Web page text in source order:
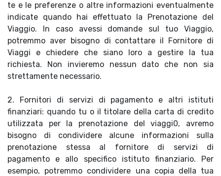
te e le preferenze o altre informazioni eventualmente
indicate quando hai effettuato la Prenotazione del
Viaggio. In caso avessi domande sul tuo Viaggio,
potremmo aver bisogno di contattare il Fornitore di
Viaggi e chiedere che siano loro a gestire la tua
richiesta. Non invieremo nessun dato che non sia
strettamente necessario.
2. Fornitori di servizi di pagamento e altri istituti
finanziari: quando tu o il titolare della carta di credito
utilizzata per la prenotazione del viaggi0, avremo
bisogno di condividere alcune informazioni sulla
prenotazione stessa al fornitore di servizi di
pagamento e allo specifico istituto finanziario. Per
esempio, potremmo condividere una copia della tua